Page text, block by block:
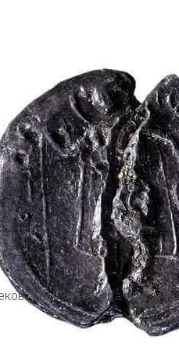
Эти буллы когда-то